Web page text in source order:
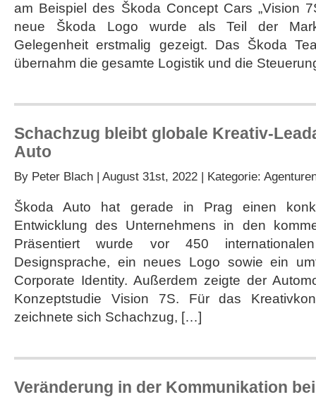
Event
von
Pure
Perfection
am Beispiel des Škoda Concept Cars „Vision
neue Škoda Logo wurde als Teil der
Gelegenheit erstmalig gezeigt. Das Škoda
übernahm die gesamte Logistik und die
Schachzug bleibt globale Kreativ-
Auto
By Peter Blach | August 31st, 2022 | Kategorie:
Škoda Auto hat gerade in Prag einen
Entwicklung des Unternehmens in den
Präsentiert wurde vor 450
Designsprache, ein neues Logo sowie ein
Corporate Identity. Außerdem zeigte der
Konzeptstudie Vision 7S. Für das
zeichnete sich Schachzug, […]
Veränderung in der Kommunikation